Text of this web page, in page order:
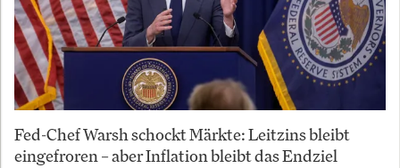
Fed-Chef Warsh schockt Märkte: Leitzins bleibt
eingefroren – aber Inflation bleibt das Endziel